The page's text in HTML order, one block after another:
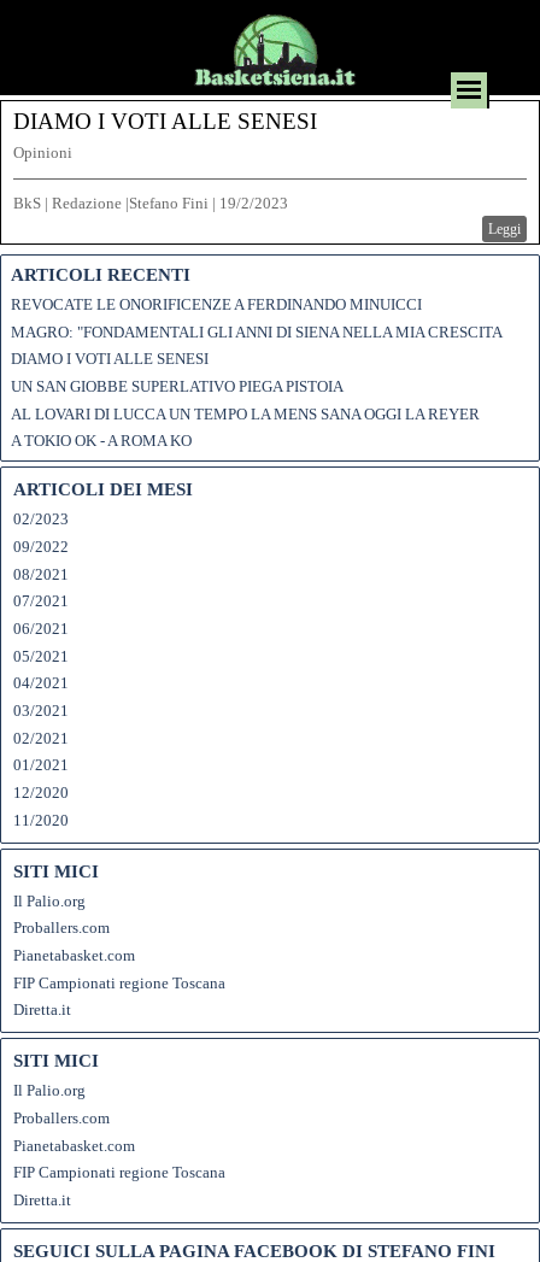
DIAMO I VOTI ALLE SENESI
Opinioni
BkS | Redazione |Stefano Fini | 19/2/2023
Leggi
ARTICOLI RECENTI
REVOCATE LE ONORIFICENZE A FERDINANDO MINUICCI
MAGRO: "FONDAMENTALI GLI ANNI DI SIENA NELLA MIA CRESCITA
DIAMO I VOTI ALLE SENESI
UN SAN GIOBBE SUPERLATIVO PIEGA PISTOIA
AL LOVARI DI LUCCA UN TEMPO LA MENS SANA OGGI LA REYER
A TOKIO OK - A ROMA KO
ARTICOLI DEI MESI
02/2023
09/2022
08/2021
07/2021
06/2021
05/2021
04/2021
03/2021
02/2021
01/2021
12/2020
11/2020
SITI MICI
Il Palio.org
Proballers.com
Pianetabasket.com
FIP Campionati regione Toscana
Diretta.it
SITI MICI
Il Palio.org
Proballers.com
Pianetabasket.com
FIP Campionati regione Toscana
Diretta.it
SEGUICI SULLA PAGINA FACEBOOK DI STEFANO FINI